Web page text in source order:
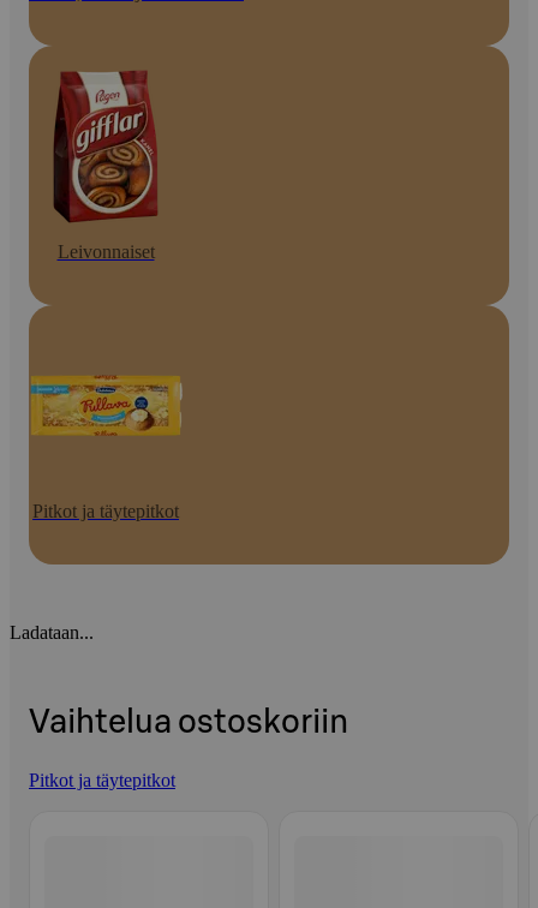
Leivonnaiset
Pitkot ja täytepitkot
Ladataan...
Vaihtelua ostoskoriin
Pitkot ja täytepitkot